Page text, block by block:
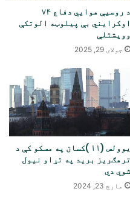
د روسیې هوايي دفاع ۷۴
اوکرایني بې پیلوټه الوتکې
وویشتلې
جولای 29, 2025
یوولس (۱۱ )کسان په مسکو کې د
ترهګریز برید په تړاو نیول
شوي دي
مارچ 23, 2024